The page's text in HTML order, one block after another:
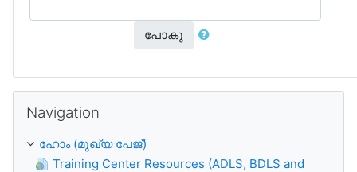
പോകൂ
Navigation
ഹോം (മുഖ്യ പേജ്‌)
Training Center Resources (ADLS, BDLS and